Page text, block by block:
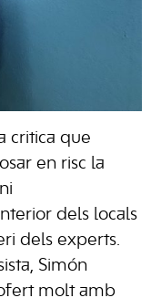
critica que
en risc la
dels locals
dels experts.
Simón
molt amb